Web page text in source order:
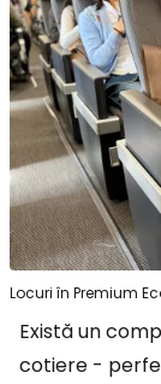
Locuri în Premium
Există un
cotiere -